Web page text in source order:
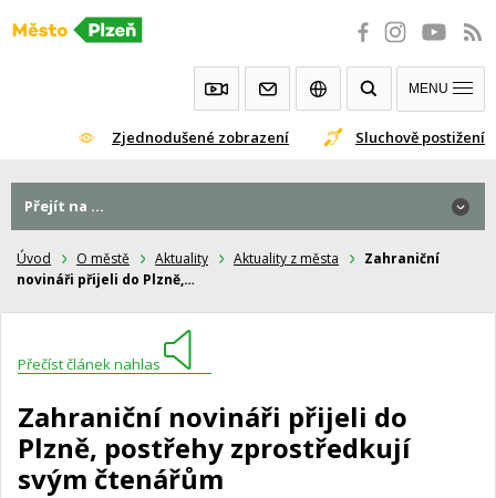
Přeskočit
Zjednodušené zobrazení Sluchově postižení
MENU
Úvod O městě Aktuality Aktuality z města
Zahraniční
novináři přijeli do Plzně,…
Přečíst článek nahlas
Zahraniční novináři přijeli do
Plzně, postřehy zprostředkují
svým čtenářům
Přejít na ...